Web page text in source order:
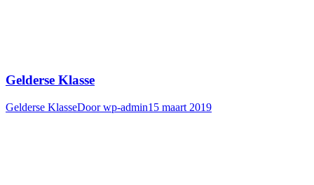
Gelderse Klasse
Gelderse KlasseDoorwp-admin15 maart 2019